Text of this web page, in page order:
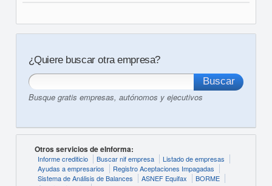
¿Quiere buscar otra empresa?
Busque gratis empresas, autónomos y ejecutivos
Otros servicios de eInforma:
Informe crediticio Buscar nif empresa
Listado de empresas
Ayudas a empresarios
Registro Aceptaciones Impagadas
Sistema de Análisis de Balances
ASNEF Equifax
BORME